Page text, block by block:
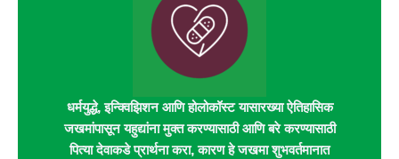
धर्मयुद्धे, इन्क्विझिशन आणि होलोकॉस्ट यासारख्या ऐतिहासिक
जखमांपासून यहुद्यांना मुक्त करण्यासाठी आणि बरे करण्यासाठी
पित्या देवाकडे प्रार्थना करा, कारण हे जखमा शुभवर्तमानात